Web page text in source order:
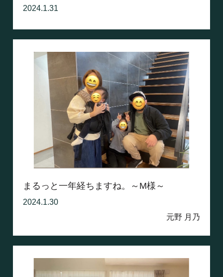
2024.1.31
まるっと一年経ちますね。～M様～
2024.1.30
元野 月乃